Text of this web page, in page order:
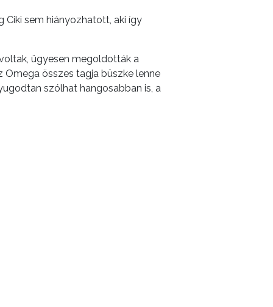
sem hiányozhatott, aki így
ügyesen megoldották a
összes tagja büszke lenne
szólhat hangosabban is, a